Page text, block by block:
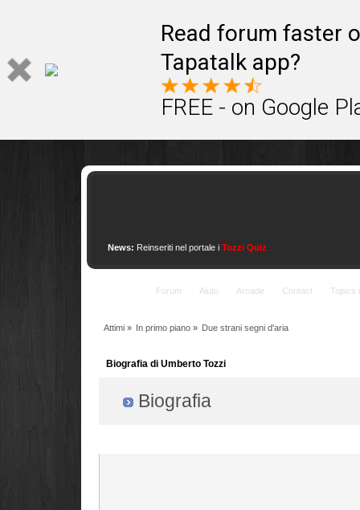
Read forum faster
Tapatalk app?
FREE - on Google
News: Reinseriti nel portale i Tozzi Quiz
Forum Aiuto Arcade Contact Topics
Attimi» In primo piano » Due strani segni d'aria
Biografia di Umberto Tozzi
Biografia